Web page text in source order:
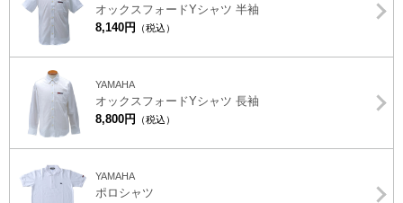
オックスフォードYシャツ 半袖
8,140円
（税込）
YAMAHA
オックスフォードYシャツ 長袖
8,800円
（税込）
YAMAHA
ポロシャツ